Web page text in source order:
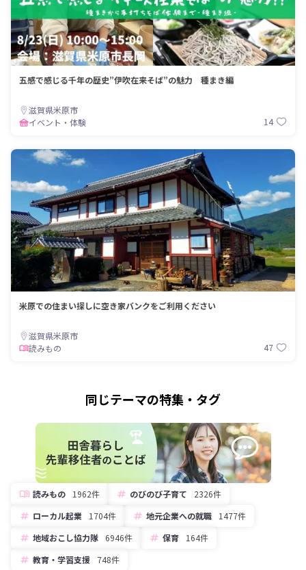
五感で感じる千年の歴史”伊吹在来そば”の魅力 種まき編
滋賀県米原市
イベント・体験
14
米原での住まい探しに空き家バンクをご利用ください
滋賀県米原市
読みもの
47
同じテーマの特集・タグ
読みもの 1962件 のびのび子育て
2326件
ローカル起業
1704件 地元企業への就職
1477件
地域おこし協力隊
6946件 保育
164件
教育・学習支援
748件